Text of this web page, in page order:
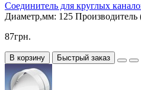
Соединитель для круглых
Диаметр,мм: 125 Производитель
87грн.
В корзину Быстрый заказ